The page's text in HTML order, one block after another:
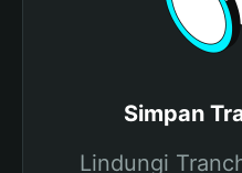
Simpan
Lindungi